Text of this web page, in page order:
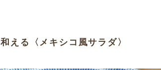
和える〈メキシコ風サラダ〉